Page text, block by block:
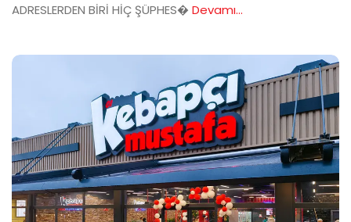
ADRESLERDEN BİRİ HİÇ ŞÜPHES� Devamı...